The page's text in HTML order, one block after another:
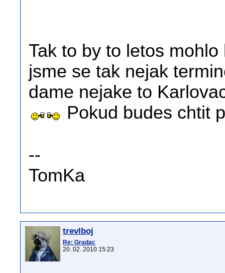
Tak to by to letos
jsme se tak nejak
dame nejake to
Pokud budes chtit
--
TomKa
trevlboj
Re: Gradac
20. 02. 2010 15:23